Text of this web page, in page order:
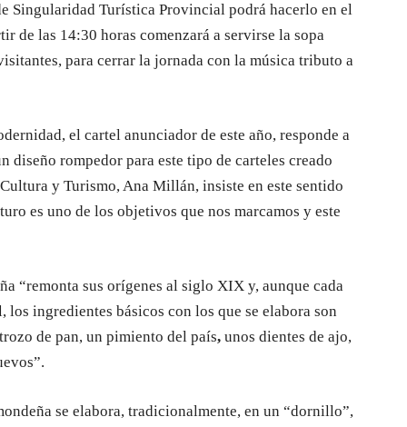
Singularidad Turística Provincial podrá hacerlo en el
de las 14:30 horas comenzará a servirse la sopa
para cerrar la jornada con la música tributo a
el cartel anunciador de este año, responde a
diseño rompedor para este tipo de carteles creado
y Turismo, Ana Millán, insiste en este sentido
es uno de los objetivos que nos marcamos y este
“remonta sus orígenes al siglo XIX y, aunque cada
ingredientes básicos con los que se elabora son
de pan, un pimiento del país, unos dientes de ajo,
se elabora, tradicionalmente, en un “dornillo”,